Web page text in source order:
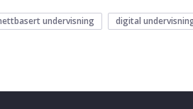
undervisning digital